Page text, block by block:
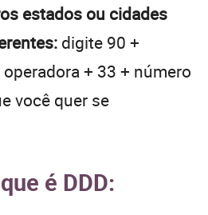
estados ou cidades
digite 90 +
+ 33 + número
você quer se
é DDD: